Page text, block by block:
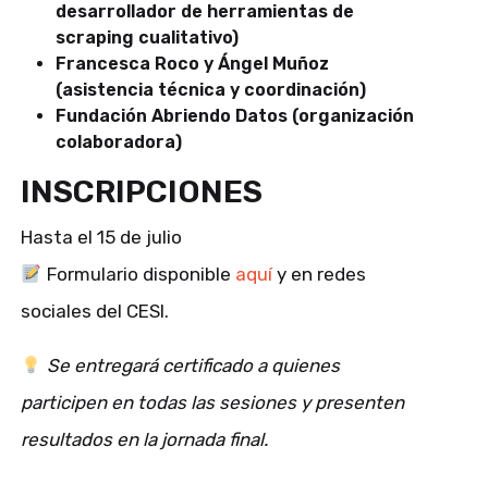
desarrollador de herramientas de
scraping cualitativo)
Francesca Roco y Ángel Muñoz
(asistencia técnica y coordinación)
Fundación Abriendo Datos (organización
colaboradora)
INSCRIPCIONES
Hasta el 15 de julio
Formulario disponible aquíy en redes
sociales del CESI.
Se entregará certificado a quienes
participen en todas las sesiones y presenten
resultados en la jornada final.